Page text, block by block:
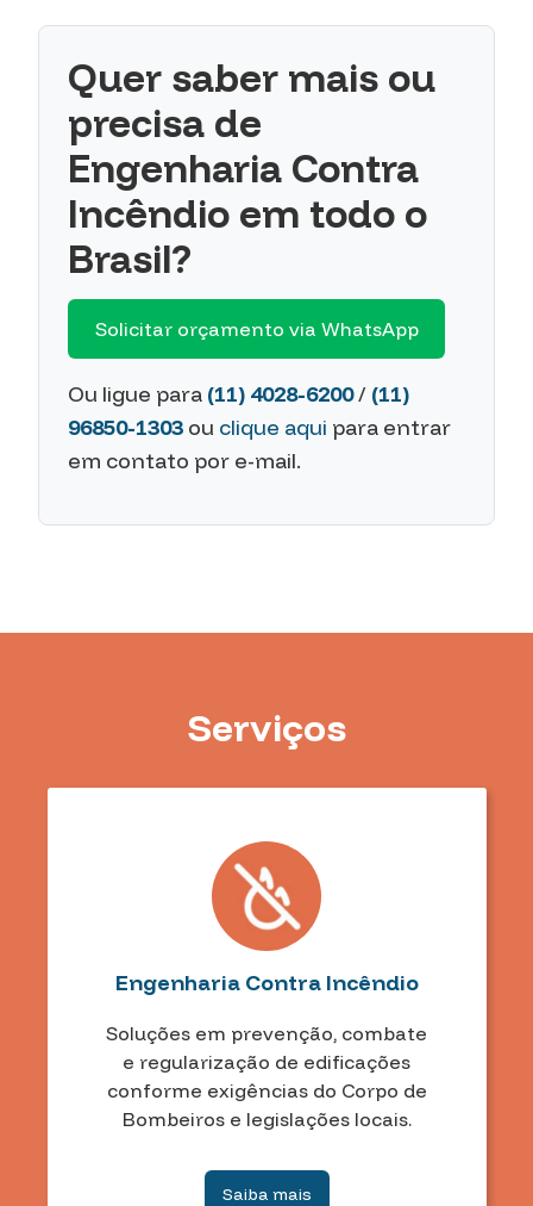
Quer saber mais ou
precisa de
Engenharia Contra
Incêndio em todo o
Brasil?
Solicitar orçamento via WhatsApp
Ou ligue para (11) 4028-6200/ (11)
96850-1303 ou clique aqui para entrar
em contato por e-mail.
Serviços
Engenharia Contra Incêndio
Soluções em prevenção, combate
e regularização de edificações
conforme exigências do Corpo de
Bombeiros e legislações locais.
Saiba mais